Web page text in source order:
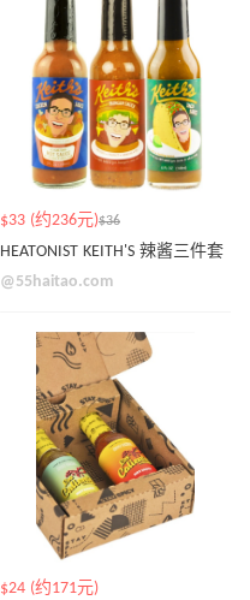
$33 (约236元)$36
HEATONIST KEITH'S 辣酱三件套
@55haitao.com
$24 (约171元)